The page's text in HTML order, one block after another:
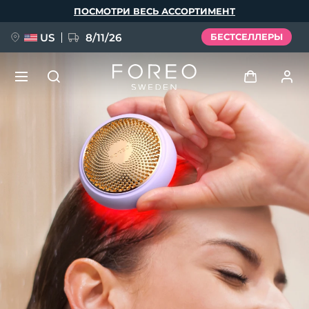
ПОСМОТРИ ВЕСЬ АССОРТИМЕНТ
US 8/11/26 БЕСТСЕЛЛЕРЫ
Войти
Профиль пользователя
Мои приборы
Мои заказы
Мои адреса
Мои подписки
FAQ™ Pure Beauty-Tech Elixir
BREAKING NEWS
issa™ Teeth Whitening Set
Deutsch
Español
Français
Italiano
Português
Polski
Svenska
Русский
Türkçe
简体中文 繁體中文